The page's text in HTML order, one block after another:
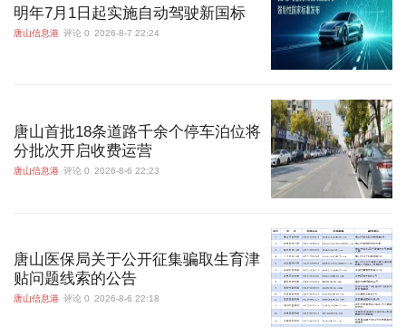
明年7月1日起实施自动驾驶新国标
唐山信息港 评论 0 2026-8-7 22:24
唐山首批18条道路千余个停车泊位将
分批次开启收费运营
唐山信息港 评论 0 2026-8-6 22:23
唐山医保局关于公开征集骗取生育津
贴问题线索的公告
唐山信息港 评论 0 2026-8-6 22:18